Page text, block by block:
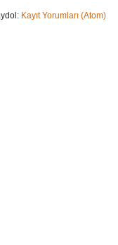
Kayıt Yorumları (Atom)